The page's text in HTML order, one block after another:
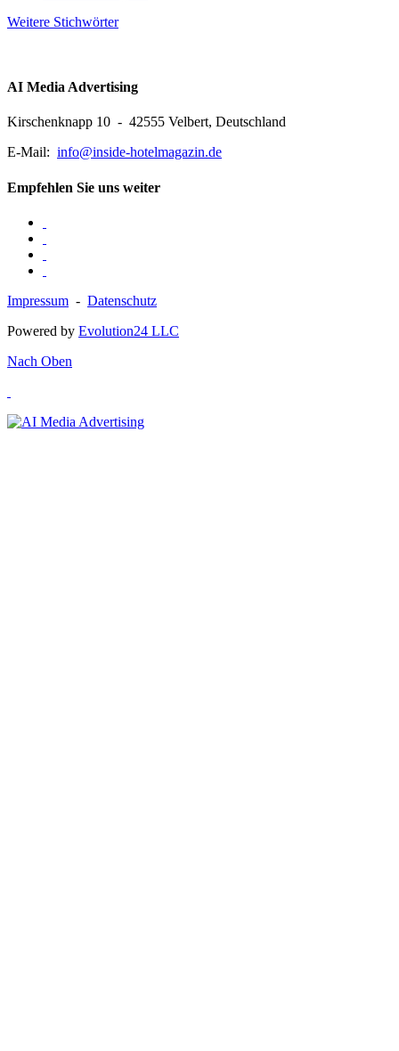
Weitere Stichwörter
AI Media Advertising
Kirschenknapp 10 - 42555 Velbert, Deutschland
E-Mail: info@inside-hotelmagazin.de
Empfehlen Sie uns weiter
Impressum - Datenschutz
Powered by Evolution24 LLC
Nach Oben